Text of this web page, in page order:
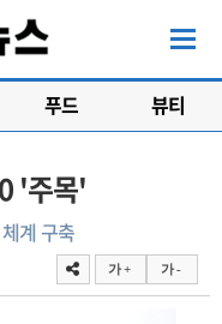
푸드 뷰티
'주목'
계 구축
가 + 가 -